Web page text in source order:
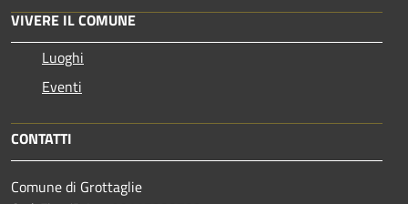
VIVERE IL COMUNE
Luoghi
Eventi
CONTATTI
Comune di Grottaglie